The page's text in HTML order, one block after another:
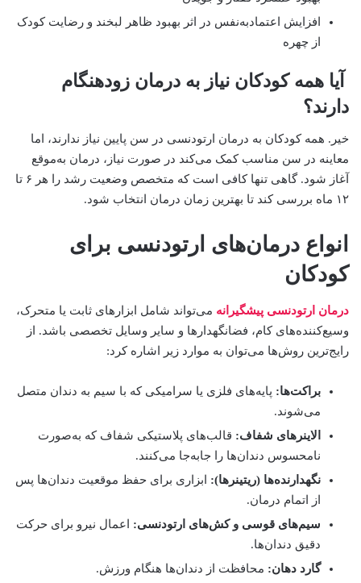
افزایش اعتمادبه‌نفس در اثر بهبود ظاهر لبخند و رضایت کودک
از چهره
آیا همه کودکان نیاز به درمان زودهنگام
دارند؟
خیر. همه کودکان به درمان ارتودنسی در سن پایین نیاز ندارند، اما
معاینه در سن مناسب کمک می‌کند در صورت نیاز، درمان به‌موقع
آغاز شود. گاهی تنها کافی است که متخصص وضعیت رشد را هر ۶ تا
۱۲ ماه بررسی کند تا بهترین زمان درمان انتخاب شود.
انواع درمان‌های ارتودنسی برای
کودکان
درمان ارتودنسی پیشگیرانه می‌تواند شامل ابزارهای ثابت یا متحرک،
وسیع‌کننده‌های کام، فضانگهدارها و سایر وسایل تخصصی باشد. از
رایج‌ترین روش‌ها می‌توان به موارد زیر اشاره کرد:
براکت‌ها: پایه‌های فلزی یا سرامیکی که با سیم به دندان متصل
می‌شوند.
الاینرهای شفاف: قالب‌های پلاستیکی شفاف که به‌صورت
نامحسوس دندان‌ها را جابه‌جا می‌کنند.
نگهدارنده‌ها (ریتینرها): ابزاری برای حفظ موقعیت دندان‌ها پس
از اتمام درمان.
سیم‌های قوسی و کش‌های ارتودنسی: اعمال نیرو برای حرکت
دقیق دندان‌ها.
گارد دهان: محافظت از دندان‌ها هنگام ورزش.